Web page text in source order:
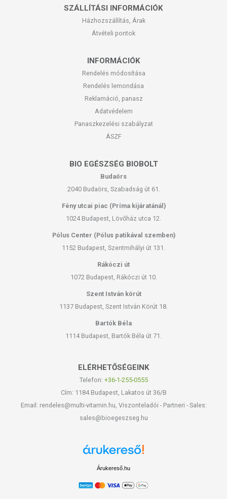
SZÁLLÍTÁSI INFORMÁCIÓK
Házhozszállítás, Árak
Átvételi pontok
INFORMÁCIÓK
Rendelés módosítása
Rendelés lemondása
Reklamáció, panasz
Adatvédelem
Panaszkezelési szabályzat
ÁSZF
BIO EGÉSZSÉG BIOBOLT
Budaörs
2040 Budaörs, Szabadság út 61.
Fény utcai piac (Príma kijáratánál)
1024 Budapest, Lövőház utca 12.
Pólus Center (Pólus patikával szemben)
1152 Budapest, Szentmihályi út 131.
Rákóczi út
1072 Budapest, Rákóczi út 10.
Szent István körút
1137 Budapest, Szent István Körút 18.
Bartók Béla
1114 Budapest, Bartók Béla út 71.
ELÉRHETŐSÉGEINK
Telefon: +36-1-255-0555
Cím: 1184 Budapest, Lakatos út 36/B
Email: rendeles@multi-vitamin.hu, Viszonteladói - Partneri - Sales:
sales@bioegeszseg.hu
Árukereső.hu